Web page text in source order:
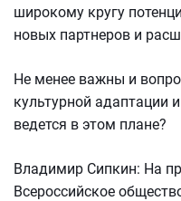
широкому кругу
новых партнеров и
Не менее важны и
культурной адаптации
ведется в этом плане?
Владимир Сипкин: На
Всероссийское